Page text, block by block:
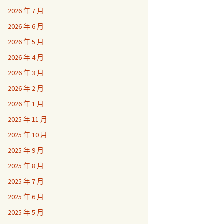
2026 年 7 月
2026 年 6 月
2026 年 5 月
2026 年 4 月
2026 年 3 月
2026 年 2 月
2026 年 1 月
2025 年 11 月
2025 年 10 月
2025 年 9 月
2025 年 8 月
2025 年 7 月
2025 年 6 月
2025 年 5 月